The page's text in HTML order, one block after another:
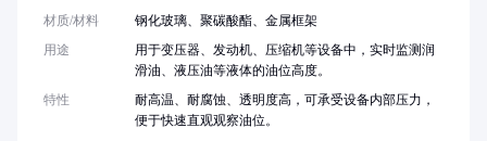
材质/材料
钢化玻璃、聚碳酸酯、金属框架
用途
用于变压器、发动机、压缩机等设备中，实时监测润
滑油、液压油等液体的油位高度。
特性
耐高温、耐腐蚀、透明度高，可承受设备内部压力，
便于快速直观观察油位。